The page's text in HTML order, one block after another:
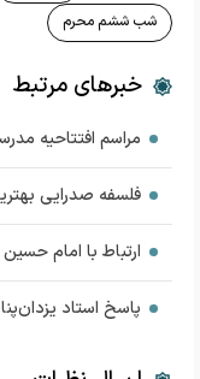
شب ششم محرم
خبرهای مرتبط
مراسم افتتاحیه
فلسفه صدرایی
ارتباط با امام
پاسخ استاد